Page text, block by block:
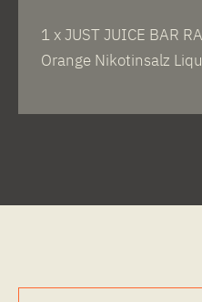
1 x JUST JUICE BAR
Orange Nikotinsalz